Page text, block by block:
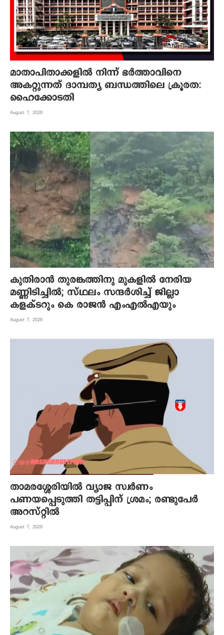
മാതാപിതാക്കളില്‍ നിന്ന് ഭര്‍ത്താവിനെ
അകറ്റുന്നത് ദാമ്പത്യ ബന്ധത്തിലെ ക്രൂരത:
ഹൈക്കോടതി
August 7, 2026
കുതിരാന്‍ തുരങ്കത്തിനു മുകളില്‍ നേരിയ
മണ്ണിടിച്ചില്‍; സ്ഥലം സന്ദര്‍ശിച്ച് ജില്ലാ
കളക്ടറും കെ രാജന്‍ എംഎല്‍എയും
August 7, 2026
താമരശ്ശേരിയിൽ വ്യാജ സ്വർണം
പണയപ്പെടുത്തി തട്ടിപ്പിന് ശ്രമം; രണ്ടുപേർ
അറസ്റ്റിൽ
August 7, 2026